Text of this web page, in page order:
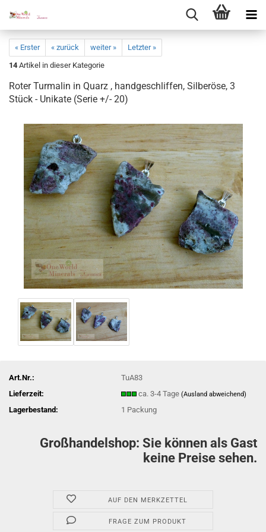
« Erster « zurück weiter »
Letzter »
14 Artikel in dieser Kategorie
Roter Turma­lin in Quarz , hand­ge­schlif­fen, Sil­ber­ö­se, 3
Stück - Uni­ka­te (Serie +/- 20)
Art.Nr.:
TuA83
Lieferzeit:
ca. 3-4 Tage(Ausland abweichend)
Lagerbestand: 1 Packung
Großhandelshop: Sie können als Gast
keine Preise sehen.
AUF DEN MERKZETTEL
FRAGE ZUM PRODUKT